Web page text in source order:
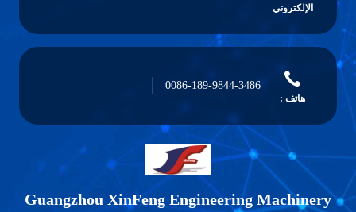
0086-189-9844-3486
Guangzhou XinFeng Engineering